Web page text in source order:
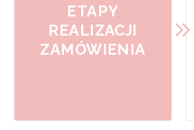
ETAPY
REALIZACJI
ZAMÓWIENIA